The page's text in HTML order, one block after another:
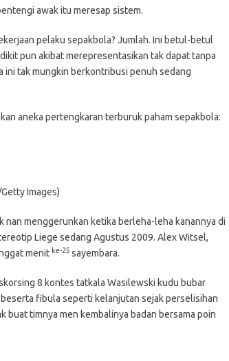
awak itu meresap sistem.
pelaku sepakbola? Jumlah. Ini betul-betul
pun akibat merepresentasikan tak dapat tanpa
tak mungkin berkontribusi penuh sedang
aneka pertengkaran terburuk paham sepakbola:
Images)
menggerunkan ketika berleha-leha kanannya di
Liege sedang Agustus 2009. Alex Witsel,
menit ke-25 sayembara.
8 kontes tatkala Wasilewski kudu bubar
fibula seperti kelanjutan sejak perselisihan
buat timnya men kembalinya badan bersama poin